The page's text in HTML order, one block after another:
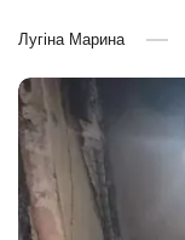
Лугіна Марина